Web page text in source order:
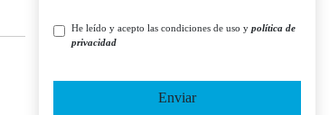
He leído y acepto las condiciones de uso y política de
privacidad
Enviar